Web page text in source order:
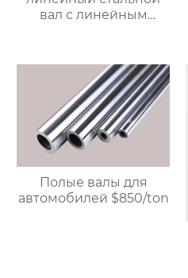
вал с линейным
хромированный
полый вал $900/ton
Полые валы для
автомобилей $850/ton